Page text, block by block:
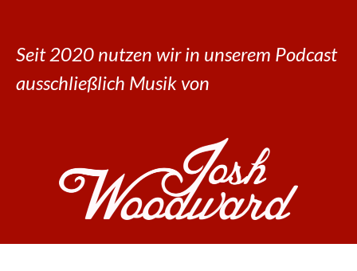
Seit 2020 nutzen wir in unserem Podcast
ausschließlich Musik von